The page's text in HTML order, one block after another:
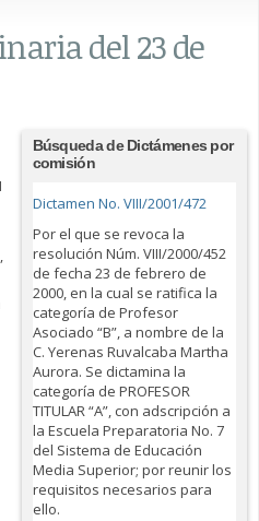
del 23 de
Búsqueda de Dictámenes por
comisión
Dictamen No. VIII/2001/472
Por el que se revoca la
resolución Núm. VIII/2000/452
de fecha 23 de febrero de
2000, en la cual se ratifica la
categoría de Profesor
Asociado “B”, a nombre de la
C. Yerenas Ruvalcaba Martha
Aurora. Se dictamina la
categoría de PROFESOR
TITULAR “A”, con adscripción a
la Escuela Preparatoria No. 7
del Sistema de Educación
Media Superior; por reunir los
requisitos necesarios para
ello.